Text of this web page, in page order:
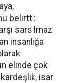
belirtti:
sarsılmaz
insanlığa
elinde çok
isar